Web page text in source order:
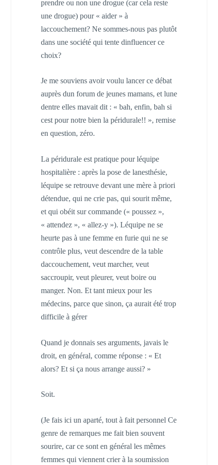
prendre ou non une drogue (car cela reste
une drogue) pour « aider » à
laccouchement? Ne sommes-nous pas plutôt
dans une société qui tente dinfluencer ce
choix?
Je me souviens avoir voulu lancer ce débat
auprès dun forum de jeunes mamans, et lune
dentre elles mavait dit : « bah, enfin, bah si
cest pour notre bien la péridurale!! », remise
en question, zéro.
La péridurale est pratique pour léquipe
hospitalière : après la pose de lanesthésie,
léquipe se retrouve devant une mère à priori
détendue, qui ne crie pas, qui sourit même,
et qui obéit sur commande (« poussez »,
« attendez », « allez-y »). Léquipe ne se
heurte pas à une femme en furie qui ne se
contrôle plus, veut descendre de la table
daccouchement, veut marcher, veut
saccroupir, veut pleurer, veut boire ou
manger. Non. Et tant mieux pour les
médecins, parce que sinon, ça aurait été trop
difficile à gérer
Quand je donnais ses arguments, javais le
droit, en général, comme réponse : « Et
alors? Et si ça nous arrange aussi? »
Soit.
(Je fais ici un aparté, tout à fait personnel Ce
genre de remarques me fait bien souvent
sourire, car ce sont en général les mêmes
femmes qui viennent crier à la soumission